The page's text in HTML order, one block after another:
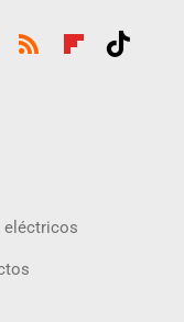
eléctricos